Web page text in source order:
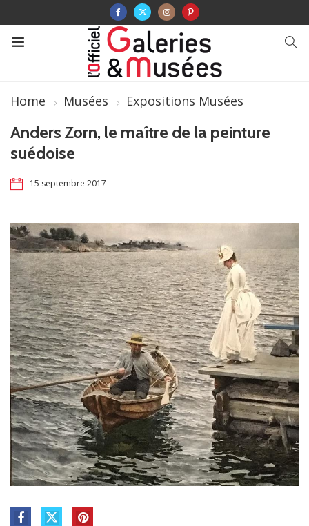
Home Musées Expositions Musées
Anders Zorn, le maître de la peinture
suédoise
15 septembre 2017